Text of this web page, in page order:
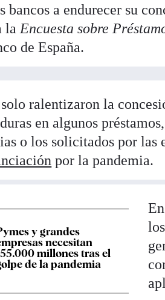
bancos a endurecer su
laEncuesta sobre
de España.
ralentizaron la
en algunos
o los solicitados por las
por la pandemia.
y grandes
necesitan
millones tras el
de la pandemia